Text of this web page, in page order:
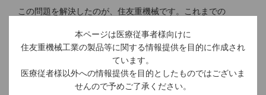
本ページは医療従事者様向けに
住友重機械工業の製品等に関する情報提供を目的に作成され
ています。
医療従者様以外への情報提供を目的としたものではございま
せんので予めご了承ください。
この問題を解決したのが、住友重機械です。これまでの
ハウを活かし、小型のBNCT用加速器（サイクロトロン）を開
発しました。2012年秋からは京都大学原子炉実験所、ステラ
ファーマ社と共同で、世界初となる加速器を用いたBNCT臨床
試験を始めています。安全性を確認するための治験を重ね、
2016年をめどに薬事申請を行い、さらには医療機器としての